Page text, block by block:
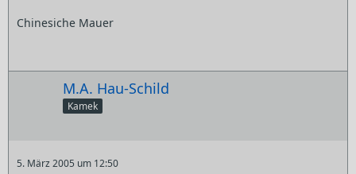
Chinesiche Mauer
M.A. Hau-Schild
Kamek
5. März 2005 um 12:50